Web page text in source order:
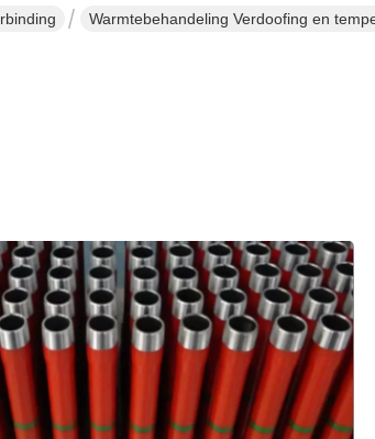
Warmtebehandeling Verdoofing en